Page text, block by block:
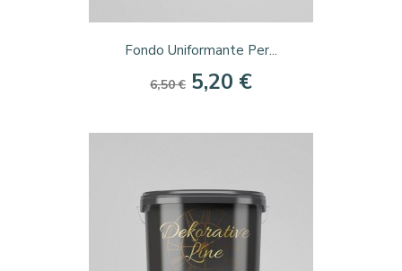
Fondo Uniformante Per...
6,50 € 5,20 €